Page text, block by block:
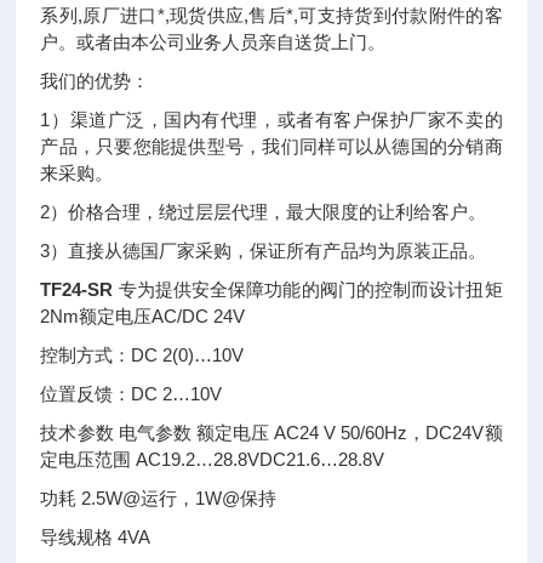
系列,原厂进口*,现货供应,售后*,可支持货到付款附件的客
户。或者由本公司业务人员亲自送货上门。
我们的优势：
1）渠道广泛，国内有代理，或者有客户保护厂家不卖的
产品，只要您能提供型号，我们同样可以从德国的分销商
来采购。
2）价格合理，绕过层层代理，最大限度的让利给客户。
3）直接从德国厂家采购，保证所有产品均为原装正品。
TF24-SR 专为提供安全保障功能的阀门的控制而设计扭矩
2Nm额定电压AC/DC 24V
控制方式：DC 2(0)…10V
位置反馈：DC 2…10V
技术参数 电气参数 额定电压 AC24 V 50/60Hz，DC24V额
定电压范围 AC19.2…28.8VDC21.6…28.8V
功耗 2.5W@运行，1W@保持
导线规格 4VA